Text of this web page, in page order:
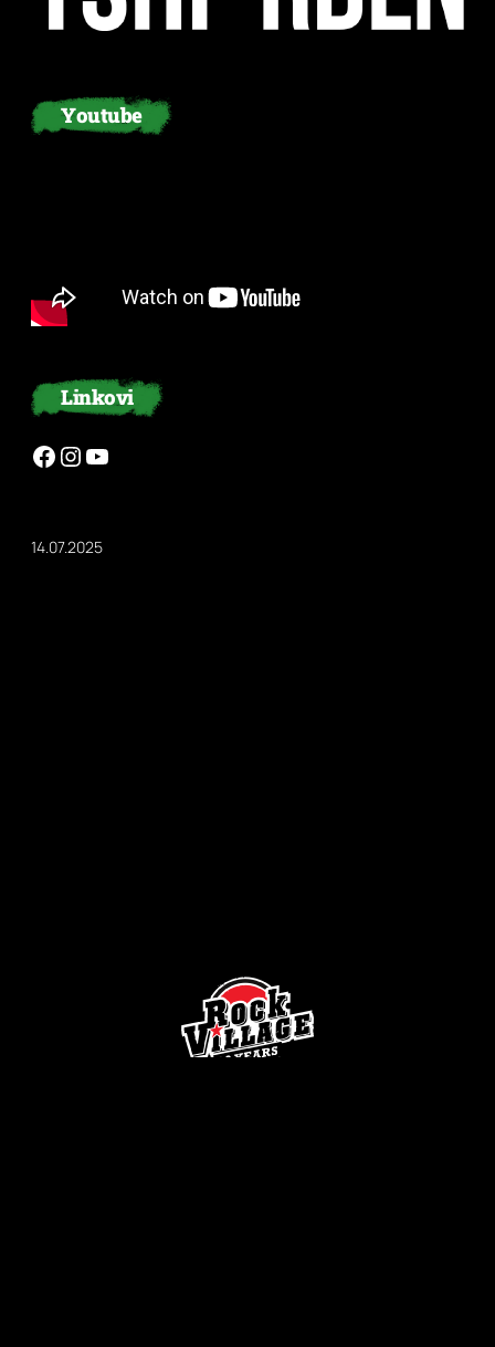
Youtube
Linkovi
Facebook Instagram YouTube
14.07.2025